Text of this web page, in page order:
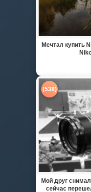
Мечтал купить
(538)
Мой друг
сейчас